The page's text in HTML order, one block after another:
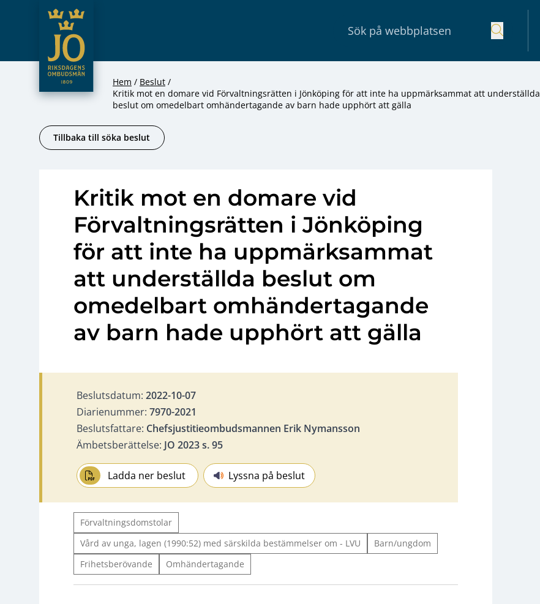
Hoppa till innehåll
JO – Riksdagens Ombudsmän
Hem
Beslut
Kritik mot en domare vid Förvaltningsrätten i Jönköping för att inte ha uppmärksammat att underställda
beslut om omedelbart omhändertagande av barn hade upphört att gälla
Tillbaka till söka beslut
Kritik mot en domare vid
Förvaltningsrätten i Jönköping
för att inte ha uppmärksammat
att underställda beslut om
omedelbart omhändertagande
av barn hade upphört att gälla
Beslutsdatum: 2022-10-07
Diarienummer: 7970-2021
Beslutsfattare: Chefsjustitieombudsmannen Erik Nymansson
Ämbetsberättelse: JO 2023 s. 95
Ladda ner beslut Lyssna på beslut
Förvaltningsdomstolar
Vård av unga, lagen (1990:52) med särskilda bestämmelser om - LVU
Barn/ungdom
Frihetsberövande
Omhändertagande